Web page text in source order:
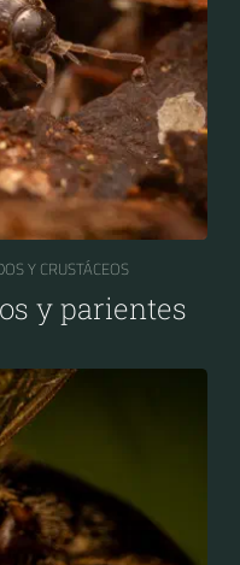
Y CRUSTÁCEOS
y parientes